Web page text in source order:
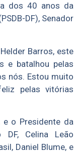
dos 40 anos da
DF), Senador
Barros, este
e batalhou pelas
nós. Estou muito
pelas vitórias
e o Presidente da
DF, Celina Leão
Daniel Blume, e